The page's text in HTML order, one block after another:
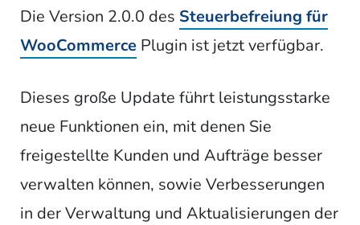
Die Version 2.0.0 des Steuerbefreiung für
WooCommerce Plugin ist jetzt verfügbar.
Dieses große Update führt leistungsstarke
neue Funktionen ein, mit denen Sie
freigestellte Kunden und Aufträge besser
verwalten können, sowie Verbesserungen
in der Verwaltung und Aktualisierungen der